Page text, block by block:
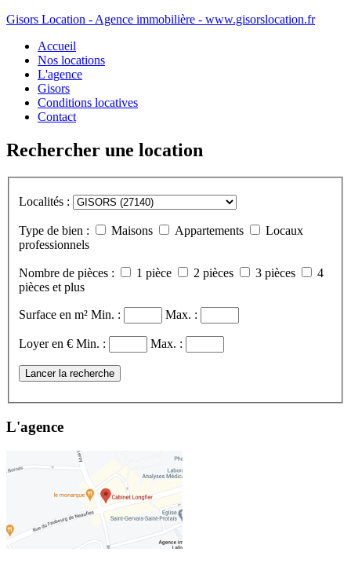
Gisors Location - Agence immobilière - www.gisorslocation.fr
Accueil
Nos locations
L'agence
Gisors
Conditions locatives
Contact
Rechercher une location
Localités :
Type de bien : Maisons Appartements
Locaux
professionnels
Nombre de pièces : 1 pièce 2 pièces 3 pièces
4
pièces et plus
Surface en m² Min. : Max. :
Loyer en € Min. : Max. :
Lancer la recherche
L'agence